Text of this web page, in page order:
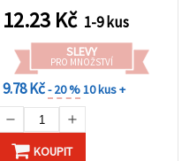
12.23 Kč 1-9 kus
SLEVY
PRO MNOŽSTVÍ
9.78 Kč- 20 %10 kus +
KOUPIT